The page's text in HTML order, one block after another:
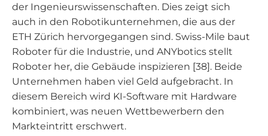
der Ingenieurswissenschaften. Dies zeigt sich
auch in den Robotikunternehmen, die aus der
ETH Zürich hervorgegangen sind. Swiss-Mile baut
Roboter für die Industrie, und ANYbotics stellt
Roboter her, die Gebäude inspizieren [38]. Beide
Unternehmen haben viel Geld aufgebracht. In
diesem Bereich wird KI-Software mit Hardware
kombiniert, was neuen Wettbewerbern den
Markteintritt erschwert.